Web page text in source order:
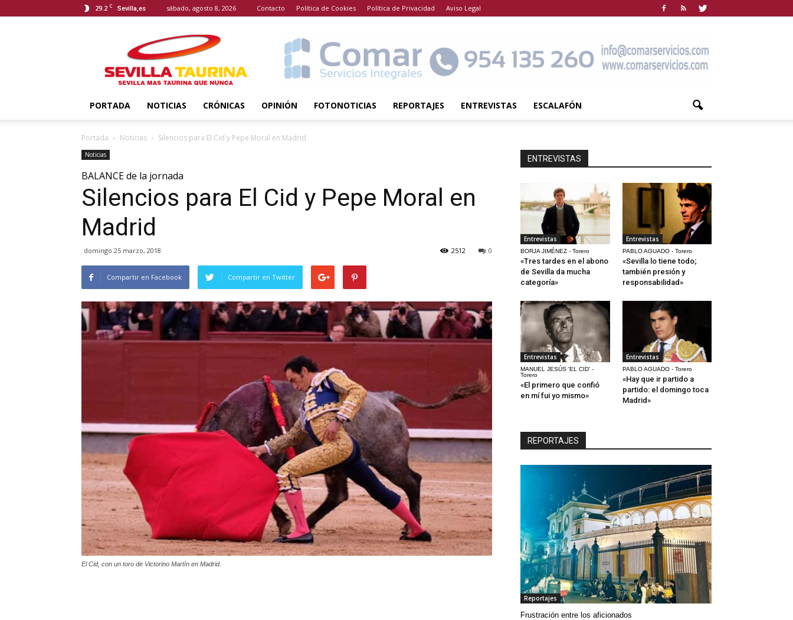
29.2 C Sevilla,es sábado, agosto 8, 2026 Contacto Política de Cookies Política de Privacidad Aviso Legal
Taurina
PORTADA NOTICIAS CRÓNICAS OPINIÓN FOTONOTICIAS REPORTAJES ENTREVISTAS ESCALAFÓN
Portada Noticias Silencios para El Cid y Pepe Moral en Madrid
Noticias
BALANCE de la jornada
Silencios para El Cid y Pepe Moral en
Madrid
domingo 25 marzo, 2018 0
2512
Compartir en Facebook Compartir en Twitter
El Cid, con un toro de Victorino Martín en Madrid.
ENTREVISTAS
Entrevistas
BORJA JIMÉNEZ - Torero
«Tres tardes en el abono
de Sevilla da mucha
categoría»
Entrevistas
PABLO AGUADO - Torero
«Sevilla lo tiene todo;
también presión y
responsabilidad»
Entrevistas
MANUEL JESÚS 'EL CID' -
Torero
«El primero que confió
en mí fui yo mismo»
Entrevistas
PABLO AGUADO - Torero
«Hay que ir partido a
partido: el domingo toca
Madrid»
REPORTAJES
Reportajes
Frustración entre los aficionados